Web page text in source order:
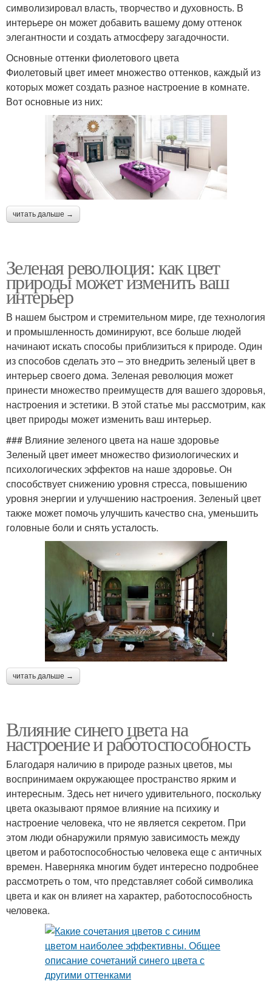
символизировал власть, творчество и духовность. В
интерьере он может добавить вашему дому оттенок
элегантности и создать атмосферу загадочности.
Основные оттенки фиолетового цвета
Фиолетовый цвет имеет множество оттенков, каждый из
которых может создать разное настроение в комнате.
Вот основные из них:
читать дальше →
Зеленая революция: как цвет
природы может изменить ваш
интерьер
В нашем быстром и стремительном мире, где технология
и промышленность доминируют, все больше людей
начинают искать способы приблизиться к природе. Один
из способов сделать это – это внедрить зеленый цвет в
интерьер своего дома. Зеленая революция может
принести множество преимуществ для вашего здоровья,
настроения и эстетики. В этой статье мы рассмотрим, как
цвет природы может изменить ваш интерьер.
### Влияние зеленого цвета на наше здоровье
Зеленый цвет имеет множество физиологических и
психологических эффектов на наше здоровье. Он
способствует снижению уровня стресса, повышению
уровня энергии и улучшению настроения. Зеленый цвет
также может помочь улучшить качество сна, уменьшить
головные боли и снять усталость.
читать дальше →
Влияние синего цвета на
настроение и работоспособность
Благодаря наличию в природе разных цветов, мы
воспринимаем окружающее пространство ярким и
интересным. Здесь нет ничего удивительного, поскольку
цвета оказывают прямое влияние на психику и
настроение человека, что не является секретом. При
этом люди обнаружили прямую зависимость между
цветом и работоспособностью человека еще с античных
времен. Наверняка многим будет интересно подробнее
рассмотреть о том, что представляет собой символика
цвета и как он влияет на характер, работоспособность
человека.